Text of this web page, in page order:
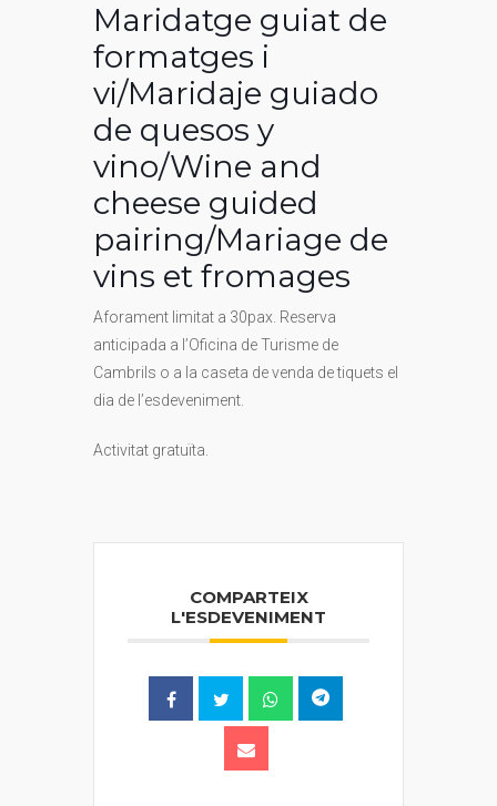
Maridatge guiat de
formatges i
vi/Maridaje guiado
de quesos y
vino/Wine and
cheese guided
pairing/Mariage de
vins et fromages
Aforament limitat a 30pax. Reserva
anticipada a l’Oficina de Turisme de
Cambrils o a la caseta de venda de tiquets el
dia de l’esdeveniment.
Activitat gratuïta.
COMPARTEIX
L'ESDEVENIMENT